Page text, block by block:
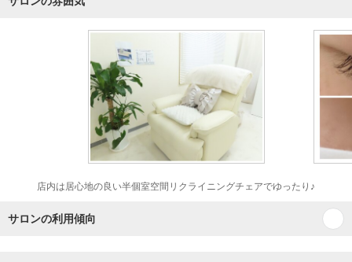
店内は居心地の良い半個室空間リクライニングチェアでゆったり♪
サロンの利用傾向